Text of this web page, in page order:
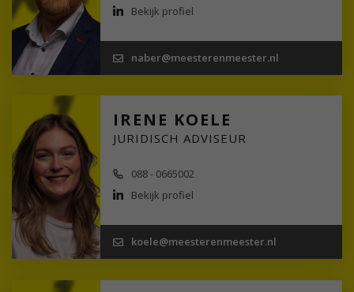
Bekijk profiel
naber@meesterenmeester.nl
IRENE KOELE
JURIDISCH ADVISEUR
088 - 0665002
Bekijk profiel
koele@meesterenmeester.nl